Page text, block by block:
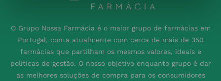
O Grupo Nossa Farmácia é o maior grupo de farmácias em
Portugal, conta atualmente com cerca de mais de 350
farmácias que partilham os mesmos valores, ideais e
políticas de gestão. O nosso objetivo enquanto grupo é dar
as melhores soluções de compra para os consumidores